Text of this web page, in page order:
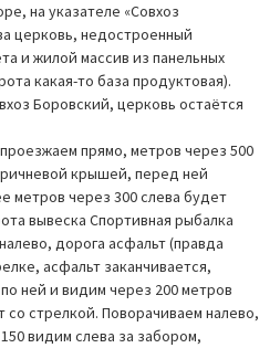
на указателе «Совхоз
церковь, недостроенный
и жилой массив из панельных
какая-то база продуктовая).
Боровский, церковь остаётся
прямо, метров через 500
крышей, перед ней
метров через 300 слева будет
вывеска Спортивная рыбалка
дорога асфальт (правда
асфальт заканчивается,
ней и видим через 200 метров
со стрелкой. Поворачиваем налево,
видим слева за забором,